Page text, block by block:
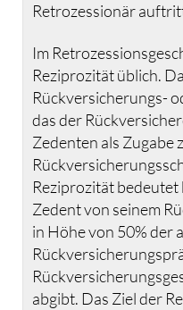
Retrozessionär
Im
Reziprozität üblich.
Rückversicherungs-
das der
Zedenten als Zugabe
Reziprozität bedeutet
Zedent von seinem
in Höhe von 50% der
abgibt. Das Ziel der